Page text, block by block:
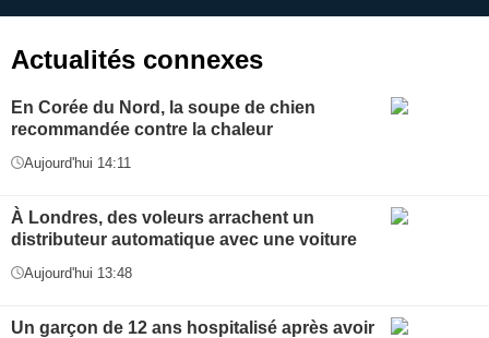
Actualités connexes
En Corée du Nord, la soupe de chien
recommandée contre la chaleur
Aujourd'hui 14:11
À Londres, des voleurs arrachent un
distributeur automatique avec une voiture
Aujourd'hui 13:48
Un garçon de 12 ans hospitalisé après avoir